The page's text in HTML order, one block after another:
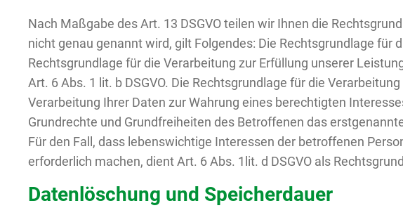
Nach Maßgabe des Art. 13 DSGVO teilen wir Ihnen die
nicht genau genannt wird, gilt Folgendes: Die Rechtsgrundlage für
Rechtsgrundlage für die Verarbeitung zur Erfüllung unserer
Art. 6 Abs. 1 lit. b DSGVO. Die Rechtsgrundlage für die
Verarbeitung Ihrer Daten zur Wahrung eines berechtigten
Grundrechte und Grundfreiheiten des Betroffenen das
Für den Fall, dass lebenswichtige Interessen der betroffenen
erforderlich machen, dient Art. 6 Abs. 1lit. d DSGVO als
Datenlöschung und Speicherdauer